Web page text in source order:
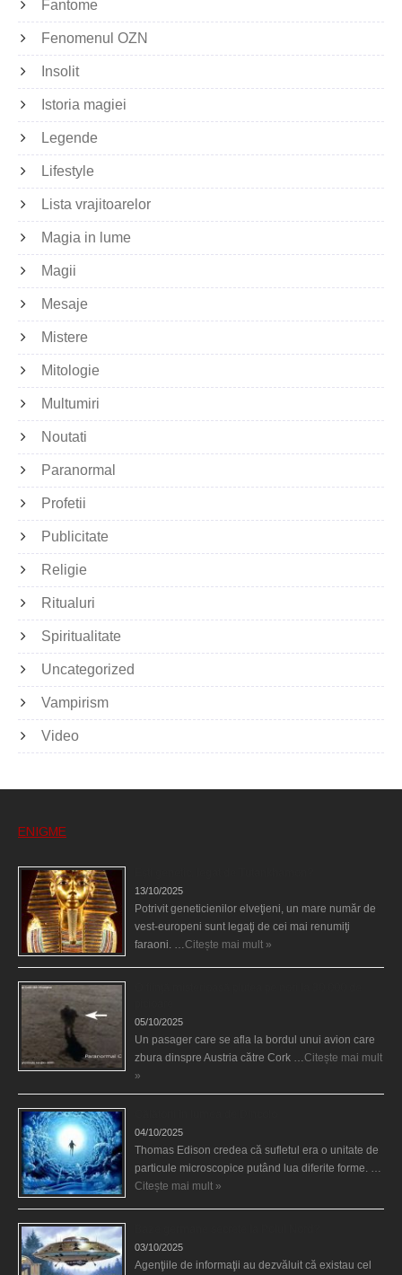
Fantome
Fenomenul OZN
Insolit
Istoria magiei
Legende
Lifestyle
Lista vrajitoarelor
Magia in lume
Magii
Mesaje
Mistere
Mitologie
Multumiri
Noutati
Paranormal
Profetii
Publicitate
Religie
Ritualuri
Spiritualitate
Uncategorized
Vampirism
Video
ENIGME
13/10/2025
Potrivit geneticienilor elveţieni, un mare număr de
vest-europeni sunt legaţi de cei mai renumiţi
faraoni. … Citește mai mult »
05/10/2025
Un pasager care se afla la bordul unui avion care
zbura dinspre Austria către Cork … Citește mai mult
»
04/10/2025
Thomas Edison credea că sufletul era o unitate de
particule microscopice putând lua diferite forme. …
Citește mai mult »
03/10/2025
Agenţiile de informaţii au dezvăluit că existau cel